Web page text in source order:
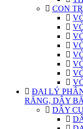
CON
ĐẠI LÝ
RĂNG, DÂY
DÂY